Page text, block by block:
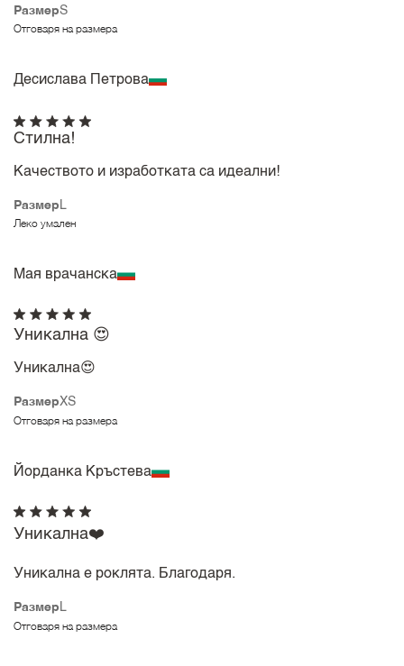
РазмерS
Отговаря на размера
Десислава Петрова
Размер L
Леко умален
Стилна!
Качеството и изработката са идеални!
Мая врачанска
РазмерXS
Отговаря на размера
Уникална 😍
Уникална😍
Йорданка Кръстева
Размер L
Отговаря на размера
Уникална❤️
Уникална е роклята. Благодаря.